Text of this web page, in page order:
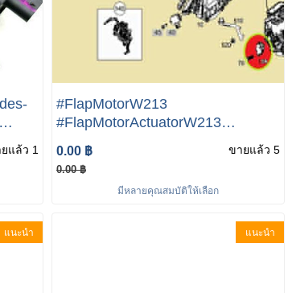
แล้ว 1
#FlapMotorW213
#FlapMotorActuatorW213
W245 W205 W169 W238 A169
906 01 0
0.00 ฿
0.00 ฿
ขายแล้ว 5
มีหลายคุณสมบัติให้เลือก
แนะนำ แนะนำ